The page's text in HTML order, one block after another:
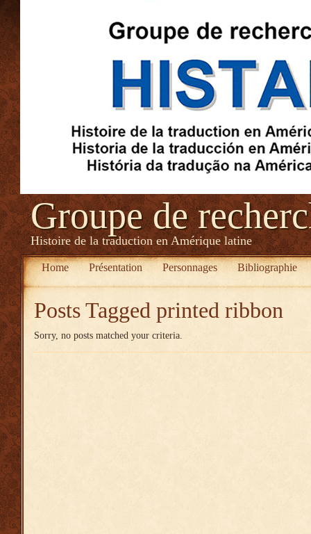
Groupe de
Histoire de la traduction en Amérique latine
Home Présentation Personnages Bibliographie
Posts Tagged printed ribbon
Sorry, no posts matched your criteria.